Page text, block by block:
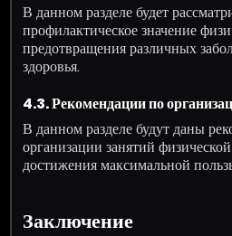
В данном разделе будет
профилактическое значение
предотвращения различных
здоровья.
4.3. Рекомендации по
В данном разделе будут даны
организации занятий
достижения максимальной
Заключение